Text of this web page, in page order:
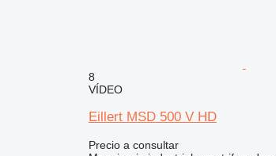
8
VÍDEO
Eillert MSD 500 V HD
Precio a consultar